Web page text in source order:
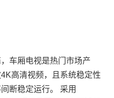
车厢电视是热门市场产
4K高清视频，且系统稳定性
断稳定运行。 采用